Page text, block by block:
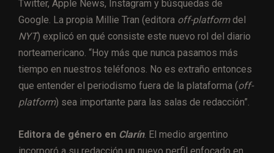
Twitter, Apple News, Instagram y búsquedas de
Google. La propia Millie Tran (editora off-platformdel
NYT) explicó en qué consiste este nuevo rol del diario
norteamericano. “Hoy más que nunca pasamos más
tiempo en nuestros teléfonos. No es extraño entonces
que entender el periodismo fuera de la plataforma (off-
platform) sea importante para las salas de redacción”.
Editora de género en Clarín. El medio argentino